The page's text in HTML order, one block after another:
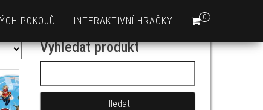
0
POKOJŮ INTERAKTIVNÍ HRAČKY
Vyhledat produkt